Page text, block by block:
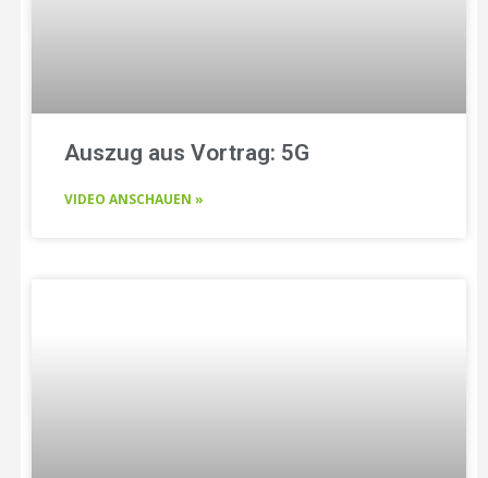
Auszug aus Vortrag: 5G
VIDEO ANSCHAUEN »